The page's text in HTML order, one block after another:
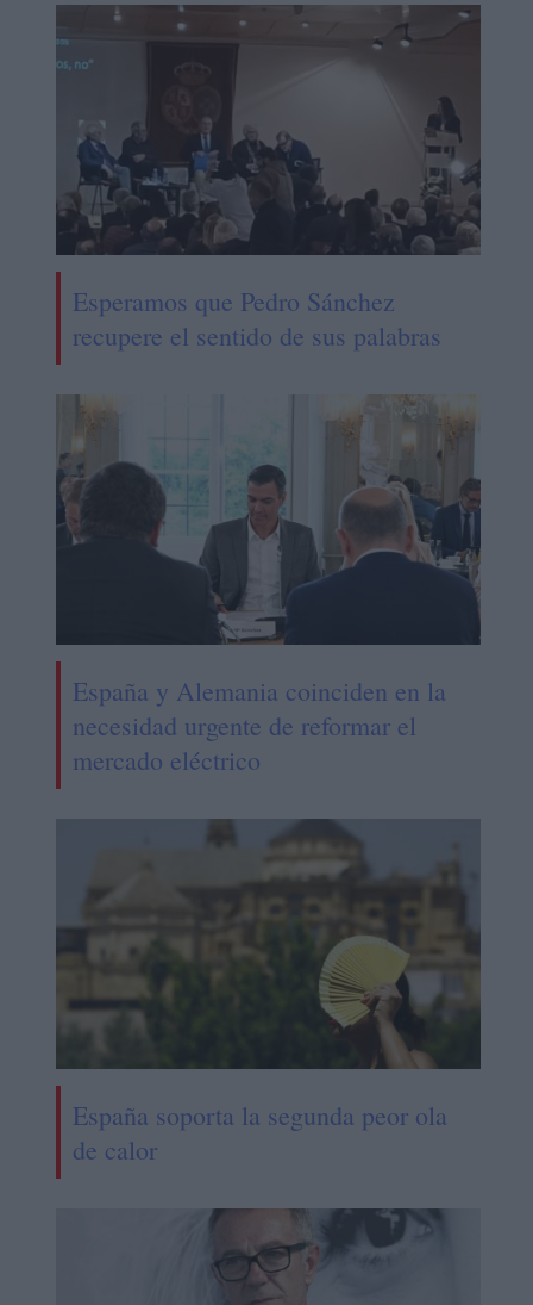
Esperamos que Pedro Sánchez
recupere el sentido de sus palabras
España y Alemania coinciden en la
necesidad urgente de reformar el
mercado eléctrico
España soporta la segunda peor ola
de calor